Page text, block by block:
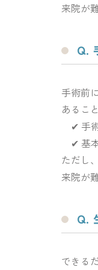
来院が
Q.
手術前
あるこ
✔ 手
✔ 基
ただし、
来院が
Q.
できる